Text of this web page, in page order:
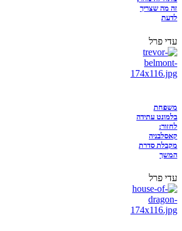
זה מה שצריך
לדעת
עדי פרל
משפחת
בלמונט עתידה
לחזור:
קאסלבניה
מקבלת סדרת
המשך
עדי פרל